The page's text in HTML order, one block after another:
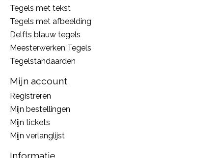
Tegels met tekst
Tegels met afbeelding
Delfts blauw tegels
Meesterwerken Tegels
Tegelstandaarden
Mijn account
Registreren
Mijn bestellingen
Mijn tickets
Mijn verlanglijst
Informatie